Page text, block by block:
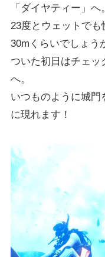
「ダイヤティー」
23度とウェットで
30mくらいでしょう
ついた初日はチェッ
へ。
いつものように城
に現れます！